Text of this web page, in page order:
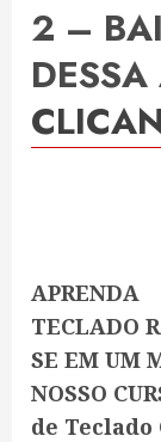
2 –
APRENDA
TECLADO
SE EM UM
NOSSO
de